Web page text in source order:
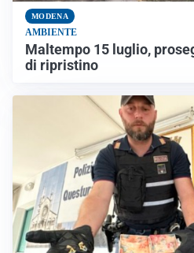
MODENA
AMBIENTE
Maltempo 15 luglio,
di ripristino